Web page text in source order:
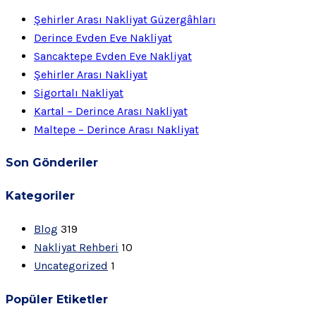
Şehirler Arası Nakliyat Güzergâhları
Derince Evden Eve Nakliyat
Sancaktepe Evden Eve Nakliyat
Şehirler Arası Nakliyat
Sigortalı Nakliyat
Kartal – Derince Arası Nakliyat
Maltepe – Derince Arası Nakliyat
Son Gönderiler
Kategoriler
Blog 319
Nakliyat Rehberi 10
Uncategorized 1
Popüler Etiketler